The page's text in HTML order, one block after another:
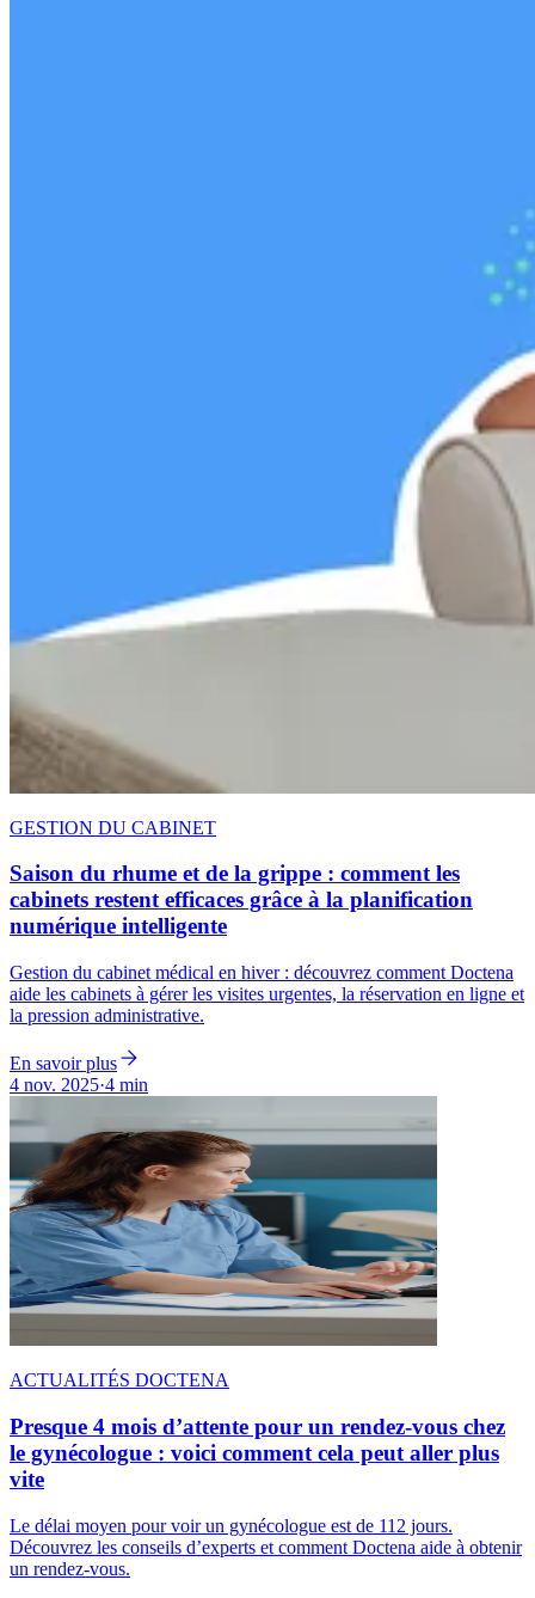
GESTION DU CABINET
Saison du rhume et de la grippe : comment les
cabinets restent efficaces grâce à la planification
numérique intelligente
Gestion du cabinet médical en hiver : découvrez comment Doctena
aide les cabinets à gérer les visites urgentes, la réservation en ligne et
la pression administrative.
En savoir plus
4 nov. 2025·4 min
ACTUALITÉS DOCTENA
Presque 4 mois d’attente pour un rendez-vous chez
le gynécologue : voici comment cela peut aller plus
vite
Le délai moyen pour voir un gynécologue est de 112 jours.
Découvrez les conseils d’experts et comment Doctena aide à obtenir
un rendez-vous.